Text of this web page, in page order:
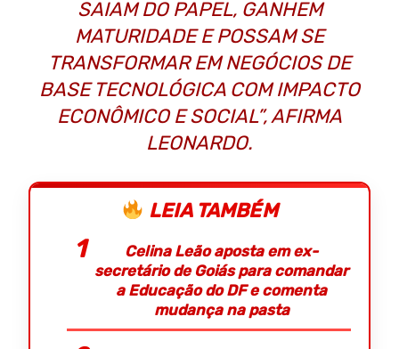
SAIAM DO PAPEL, GANHEM
MATURIDADE E POSSAM SE
TRANSFORMAR EM NEGÓCIOS DE
BASE TECNOLÓGICA COM IMPACTO
ECONÔMICO E SOCIAL”, AFIRMA
LEONARDO.
LEIA TAMBÉM
Celina Leão aposta em ex-
secretário de Goiás para comandar
a Educação do DF e comenta
mudança na pasta